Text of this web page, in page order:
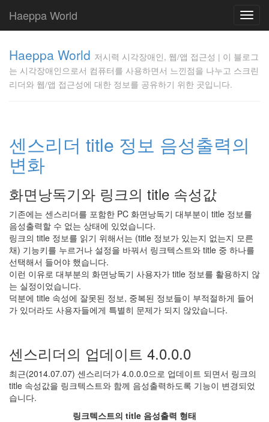
Haeppa World
Haeppa World 저시력 시각장애인, 웹/앱 접근성 | 이 블로그
는 시각장애인으로서 컴퓨터를 사용하면서 느낀점을 나누고 스크린
리더와 웹/앱 접근성에 대한 정보를 공유하기 위한 곳입니다.
센스리더 title 정보 음성출력의
변화
화면낭독기와 링크의 title 속성값
기존에는 센스리더를 포함한 PC 화면낭독기 대부분이 title 정보를
음성출력할 수 없는 상태에 있었습니다.
링크의 title 정보를 읽기 위해서는 (title 정보가 있는지 없는지 모른
채) 기능키를 누르거나 설정을 바꿔서 링크텍스트와 title 중 하나를
선택해서 들어야 했습니다.
이런 이유로 대부분의 화면낭독기 사용자가 title 정보를 활용하지 않
는 실정이었습니다.
덕분에 title 속성에 잘못된 정보, 중복된 정보들이 부적절하게 들어
가 있더라도 사용자들에게 특별히 문제가 되지 않았습니다.
센스리더의 업데이트 4.0.0.0
최근(2014.07.07) 센스리더가 4.0.0.0으로 업데이트 되면서 링크의
title 속성값을 링크텍스트와 함께 음성출력하도록 기능이 변경되었
습니다.
링크텍스트의 title 음성출력 형태
시
력
시
각
웹/
앱
접
근
성
|
이
블
로
그
는
시
각
장
애
서
컴
퓨
터
를